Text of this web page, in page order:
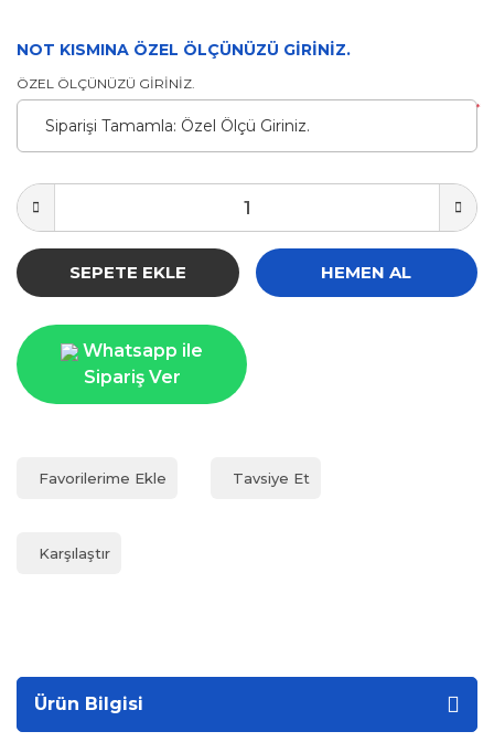
NOT KISMINA ÖZEL ÖLÇÜNÜZÜ GİRİNİZ.
ÖZEL ÖLÇÜNÜZÜ GİRİNİZ.
*
SEPETE EKLE HEMEN AL
Whatsapp ile
Sipariş Ver
Tavsiye Et
Karşılaştır
Ürün Bilgisi